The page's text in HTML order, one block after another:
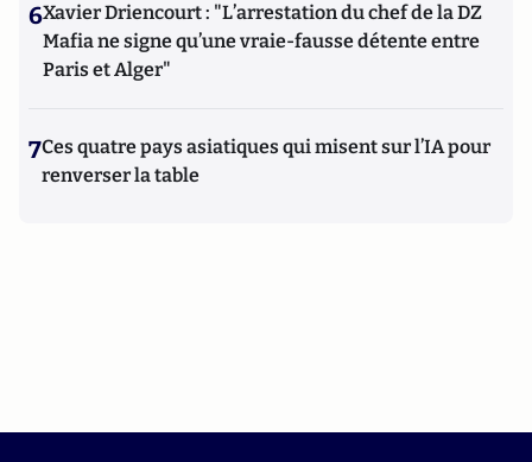
6Xavier Driencourt : "L’arrestation du chef de la DZ
Mafia ne signe qu’une vraie-fausse détente entre
Paris et Alger"
7Ces quatre pays asiatiques qui misent sur l’IA pour
renverser la table